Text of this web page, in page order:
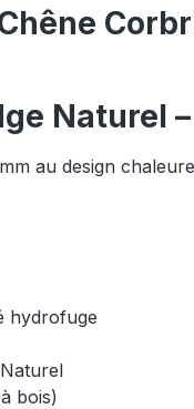
Naturel –
au design
hydrofuge
bois)